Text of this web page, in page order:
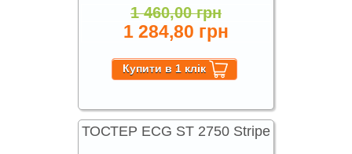
1 460,00 грн
1 284,80 грн
ТОСТЕР ECG ST 2750 Stripe